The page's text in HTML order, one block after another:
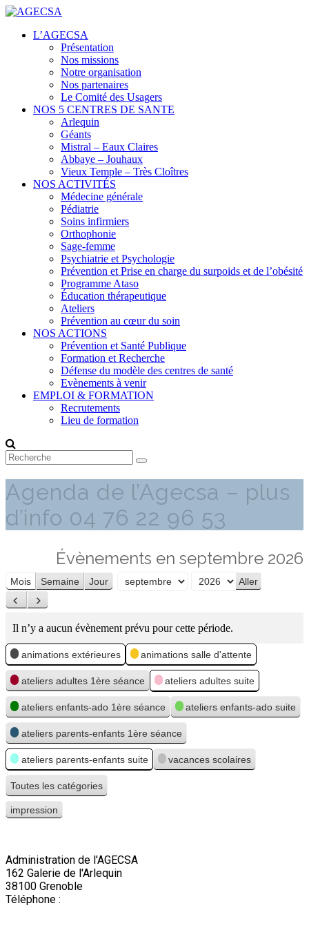
AGECSA
Centres de santé
L’AGECSA
Présentation
Nos missions
Notre organisation
Nos partenaires
Le Comité des Usagers
NOS 5 CENTRES DE SANTE
Arlequin
Géants
Mistral – Eaux Claires
Abbaye – Jouhaux
Vieux Temple – Très Cloîtres
NOS ACTIVITÉS
Médecine générale
Pédiatrie
Soins infirmiers
Orthophonie
Sage-femme
Psychiatrie et Psychologie
Prévention et Prise en charge du surpoids et de l’obésité
Programme Ataso
Éducation thérapeutique
Ateliers
Prévention au cœur du soin
NOS ACTIONS
Prévention et Santé Publique
Formation et Recherche
Défense du modèle des centres de santé
Evènements à venir
EMPLOI & FORMATION
Recrutements
Lieu de formation
Agenda de l’Agecsa – plus
d’info 04 76 22 96 53
Évènements en septembre 2026
Mois Semaine Jour
Mois
Année
Précédent
Suivant
Il n’y a aucun évènement prévu pour cette période.
Catégories
animations extérieures animations salle d'attente
ateliers adultes 1ère séance ateliers adultes suite
ateliers enfants-ado 1ère séance ateliers enfants-ado suite
ateliers parents-enfants 1ère séance
ateliers parents-enfants suite vacances scolaires
Toutes les catégories
Vue
impression
Administration de l'AGECSA
162 Galerie de l'Arlequin
38100 Grenoble
Téléphone :